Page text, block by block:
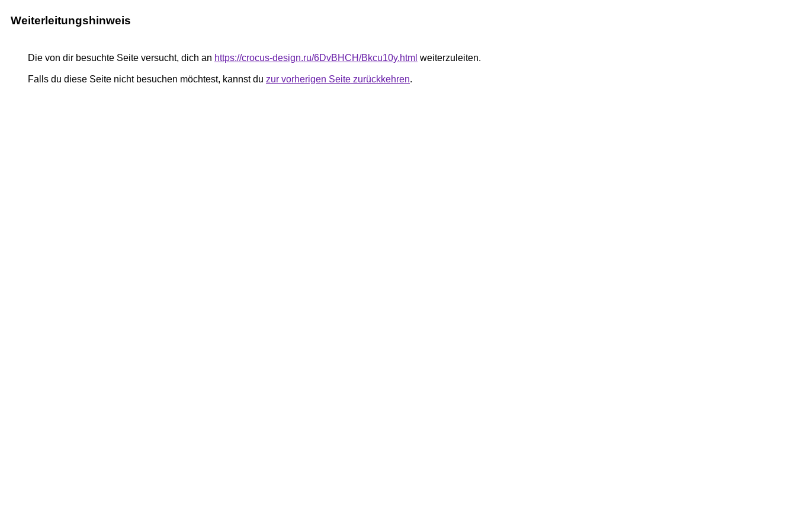
Weiterleitungshinweis
Die von dir besuchte Seite versucht, dich an https://crocus-design.ru/6DvBHCH/Bkcu10y.html weiterzuleiten.
Falls du diese Seite nicht besuchen möchtest, kannst du zur vorherigen Seite zurückkehren.